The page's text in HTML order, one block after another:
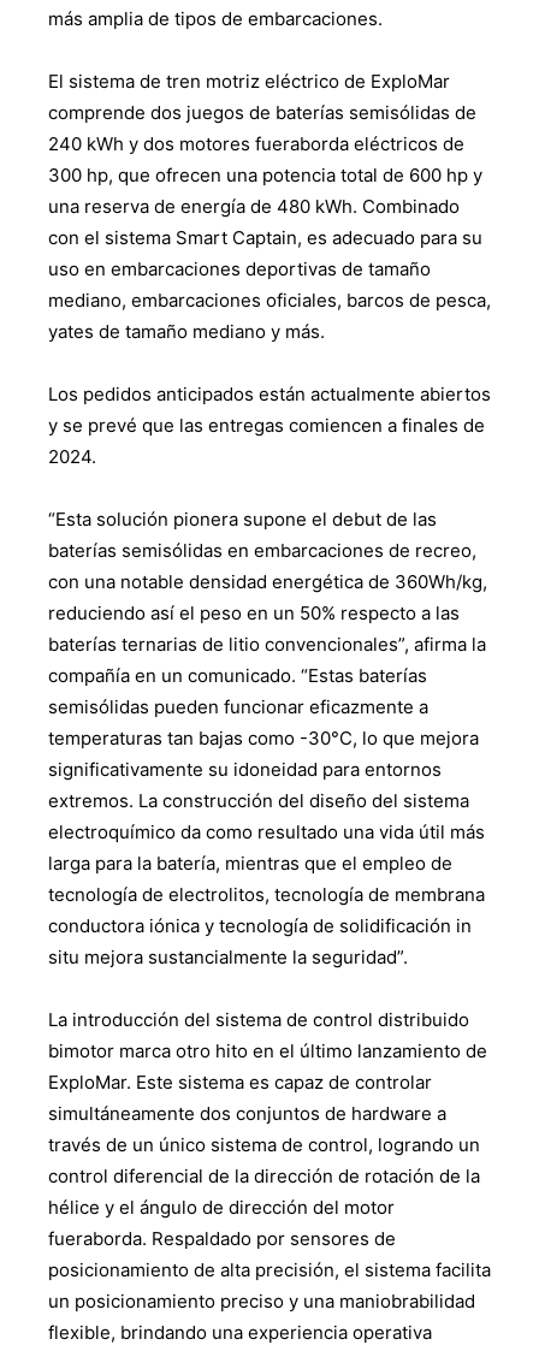
más amplia de tipos de embarcaciones.
El sistema de tren motriz eléctrico de ExploMar
comprende dos juegos de baterías semisólidas de
240 kWh y dos motores fueraborda eléctricos de
300 hp, que ofrecen una potencia total de 600 hp y
una reserva de energía de 480 kWh. Combinado
con el sistema Smart Captain, es adecuado para su
uso en embarcaciones deportivas de tamaño
mediano, embarcaciones oficiales, barcos de pesca,
yates de tamaño mediano y más.
Los pedidos anticipados están actualmente abiertos
y se prevé que las entregas comiencen a finales de
2024.
“Esta solución pionera supone el debut de las
baterías semisólidas en embarcaciones de recreo,
con una notable densidad energética de 360Wh/kg,
reduciendo así el peso en un 50% respecto a las
baterías ternarias de litio convencionales”, afirma la
compañía en un comunicado. “Estas baterías
semisólidas pueden funcionar eficazmente a
temperaturas tan bajas como -30°C, lo que mejora
significativamente su idoneidad para entornos
extremos. La construcción del diseño del sistema
electroquímico da como resultado una vida útil más
larga para la batería, mientras que el empleo de
tecnología de electrolitos, tecnología de membrana
conductora iónica y tecnología de solidificación in
situ mejora sustancialmente la seguridad”.
La introducción del sistema de control distribuido
bimotor marca otro hito en el último lanzamiento de
ExploMar. Este sistema es capaz de controlar
simultáneamente dos conjuntos de hardware a
través de un único sistema de control, logrando un
control diferencial de la dirección de rotación de la
hélice y el ángulo de dirección del motor
fueraborda. Respaldado por sensores de
posicionamiento de alta precisión, el sistema facilita
un posicionamiento preciso y una maniobrabilidad
flexible, brindando una experiencia operativa